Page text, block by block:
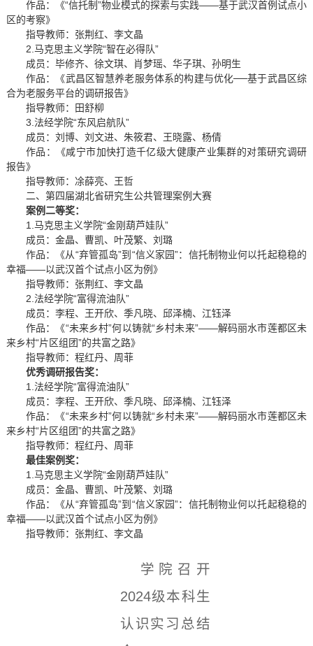
作品：《“信托制”物业模式的探索与实践——基于武汉首例试点小
区的考察》
指导教师：张荆红、李文晶
2.马克思主义学院“智在必得队”
成员：毕修齐、徐文琪、肖梦瑶、华子琪、孙明生
作品：《武昌区智慧养老服务体系的构建与优化──基于武昌区综
合为老服务平台的调研报告》
指导教师：田舒柳
3.法经学院“东风启航队”
成员：刘博、刘文进、朱筱君、王晓露、杨倩
作品：《咸宁市加快打造千亿级大健康产业集群的对策研究调研
报告》
指导教师：凃薛亮、王哲
二、第四届湖北省研究生公共管理案例大赛
案例二等奖：
1.马克思主义学院“金刚葫芦娃队”
成员：金晶、曹凯、叶茂繁、刘璐
作品：《从“弃管孤岛”到“信义家园”：信托制物业何以托起稳稳的
幸福——以武汉首个试点小区为例》
指导教师：张荆红、李文晶
2.法经学院“富得流油队”
成员：李程、王开欣、季凡晓、邱泽楠、江钰泽
作品：《“未来乡村”何以铸就“乡村未来”——解码丽水市莲都区未
来乡村“片区组团”的共富之路》
指导教师：程红丹、周菲
优秀调研报告奖：
1.法经学院“富得流油队”
成员：李程、王开欣、季凡晓、邱泽楠、江钰泽
作品：《“未来乡村”何以铸就“乡村未来”——解码丽水市莲都区未
来乡村“片区组团”的共富之路》
指导教师：程红丹、周菲
最佳案例奖：
1.马克思主义学院“金刚葫芦娃队”
成员：金晶、曹凯、叶茂繁、刘璐
作品：《从“弃管孤岛”到“信义家园”：信托制物业何以托起稳稳的
幸福——以武汉首个试点小区为例》
指导教师：张荆红、李文晶
学院召开
2024级本科生
认识实习总结